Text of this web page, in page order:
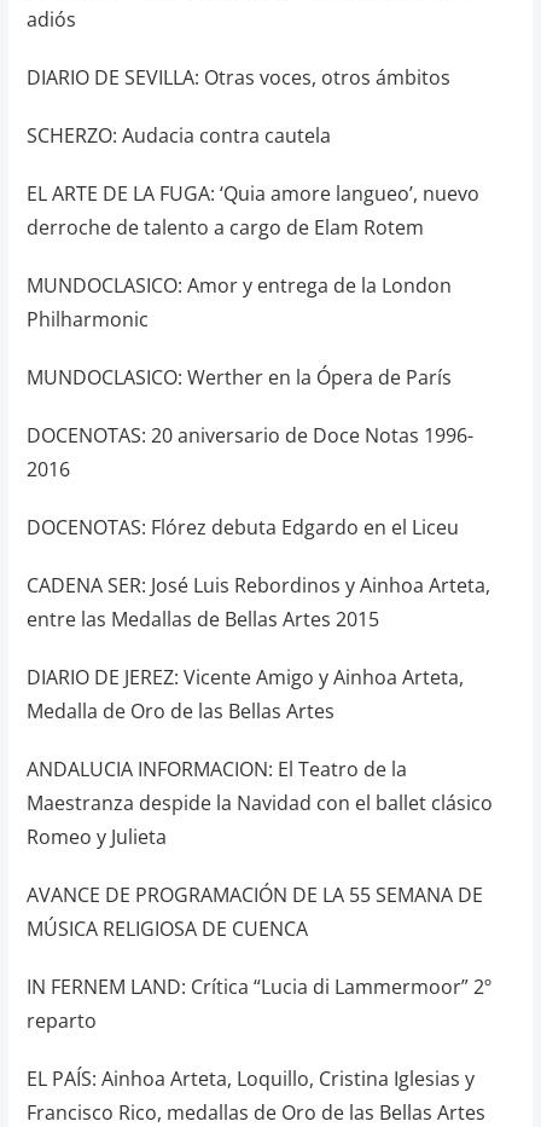
adiós
DIARIO DE SEVILLA: Otras voces, otros ámbitos
SCHERZO: Audacia contra cautela
EL ARTE DE LA FUGA: ‘Quia amore langueo’, nuevo
derroche de talento a cargo de Elam Rotem
MUNDOCLASICO: Amor y entrega de la London
Philharmonic
MUNDOCLASICO: Werther en la Ópera de París
DOCENOTAS: 20 aniversario de Doce Notas 1996-
2016
DOCENOTAS: Flórez debuta Edgardo en el Liceu
CADENA SER: José Luis Rebordinos y Ainhoa Arteta,
entre las Medallas de Bellas Artes 2015
DIARIO DE JEREZ: Vicente Amigo y Ainhoa Arteta,
Medalla de Oro de las Bellas Artes
ANDALUCIA INFORMACION: El Teatro de la
Maestranza despide la Navidad con el ballet clásico
Romeo y Julieta
AVANCE DE PROGRAMACIÓN DE LA 55 SEMANA DE
MÚSICA RELIGIOSA DE CUENCA
IN FERNEM LAND: Crítica “Lucia di Lammermoor” 2º
reparto
EL PAÍS: Ainhoa Arteta, Loquillo, Cristina Iglesias y
Francisco Rico, medallas de Oro de las Bellas Artes